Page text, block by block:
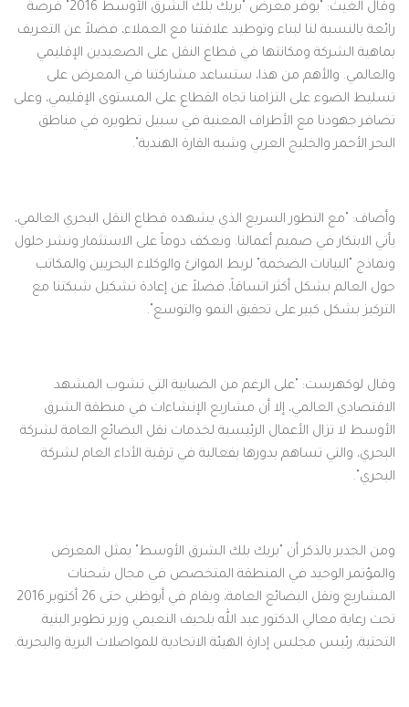
وقال الغيث: "يوفر معرض "بريك بلك الشرق الأوسط 2016" فرصة
رائعة بالنسبة لنا لبناء وتوطيد علاقتنا مع العملاء، فضلاً عن التعريف
بماهية الشركة ومكانتها في قطاع النقل على الصعيدين الإقليمي
والعالمي. والأهم من هذا، ستساعد مشاركتنا في المعرض على
تسليط الضوء على التزامنا تجاه القطاع على المستوى الإقليمي، وعلى
تضافر جهودنا مع الأطراف المعنية في سبيل تطويره في مناطق
البحر الأحمر والخليج العربي وشبه القارة الهندية".
وأضاف: "مع التطور السريع الذي يشهده قطاع النقل البحري العالمي،
يأتي الابتكار في صميم أعمالنا. ونعكف دوماً على الاستثمار ونشر حلول
ونماذج "البيانات الضخمة" لربط الموانئ والوكلاء البحريين والمكاتب
حول العالم بشكل أكثر اتساقاً، فضلاً عن إعادة تشكيل شبكتنا مع
التركيز بشكل كبير على تحقيق النمو والتوسع".
وقال لوكهرست: "على الرغم من الضبابية التي تشوب المشهد
الاقتصادي العالمي، إلا أن مشاريع الإنشاءات في منطقة الشرق
الأوسط لا تزال الأعمال الرئيسية لخدمات نقل البضائع العامة لشركة
البحري، والتي تساهم بدورها بفعالية في ترقية الأداء العام لشركة
البحري".
ومن الجدير بالذكر أن "بريك بلك الشرق الأوسط" يمثل المعرض
والمؤتمر الوحيد في المنطقة المتخصص في مجال شحنات
المشاريع ونقل البضائع العامة، ويقام في أبوظبي حتى 26 أكتوبر 2016
تحت رعاية معالي الدكتور عبد الله بلحيف النعيمي وزير تطوير البنية
التحتية، رئيس مجلس إدارة الهيئة الاتحادية للمواصلات البرية والبحرية.